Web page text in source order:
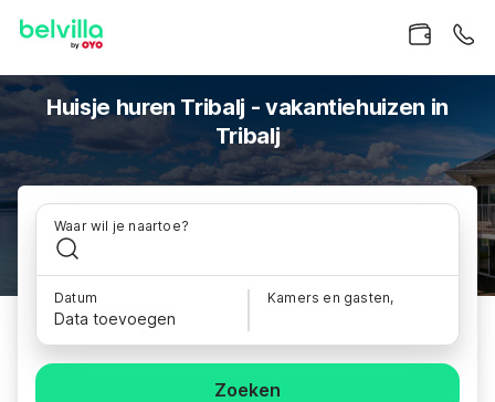
Huisje huren Tribalj - vakantiehuizen in
Tribalj
Waar wil je naartoe?
Datum
Data toevoegen
Kamers en gasten,
Zoeken